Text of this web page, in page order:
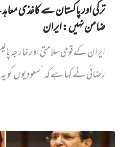
ترکی اور پاکستان سے کاغذی
ضامن نہیں‌: ایران
ایران کے قومی سلامتی اور خارجہ
رضائی نے کہا ہے کہ ’سعودیوں کو